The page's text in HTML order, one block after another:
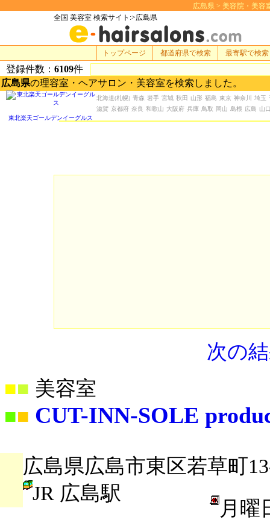
広島県 > 美容院・美容
全国 美容室 検索サイト:>広島県
登録件数： 6109件
広島県の理容室・ヘアサロン・美容室を検索しました。
次の
■ 美容室
■■ CUT-INN-SOLE
広島県広島市東区若草町
JR 広島駅
月曜
北海道(札幌) 青森 岩手 宮城 秋田 山形 福島 東京 神奈川 埼玉
滋賀 京都府 奈良 和歌山 大阪府 兵庫 鳥取 岡山 島根 広島 山
トップページ 都道府県で検索 最寄駅で検索
東北楽天ゴールデンイーグルス